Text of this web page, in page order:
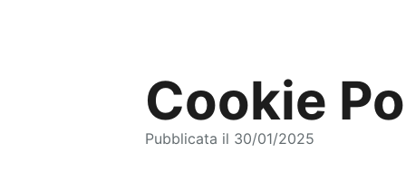
Cookie
Pubblicata il 30/01/2025